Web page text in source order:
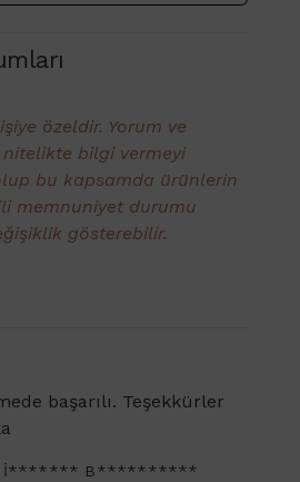
özeldir. Yorum ve
bilgi vermeyi
bu kapsamda ürünlerin
memnuniyet durumu
gösterebilir.
başarılı. Teşekkürler
İ******* B**********